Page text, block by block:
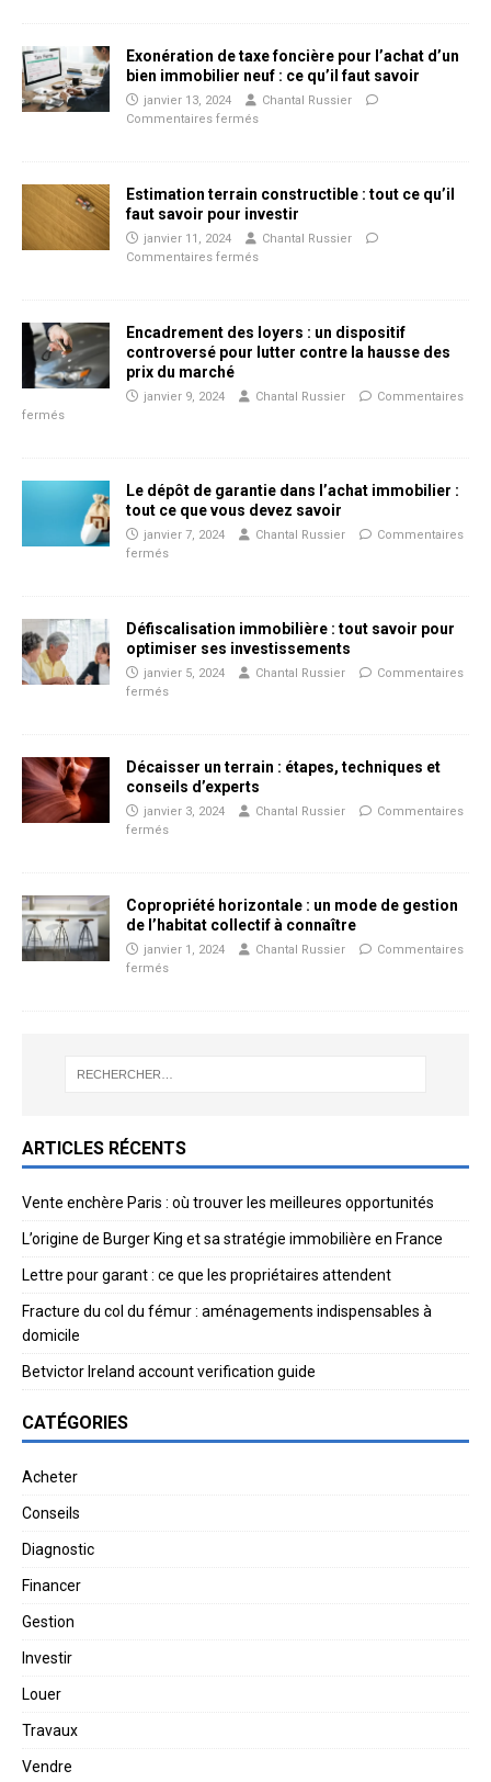
Exonération de taxe foncière pour l’achat d’un
bien immobilier neuf : ce qu’il faut savoir
janvier 13, 2024
Chantal Russier
Commentaires fermés
Estimation terrain constructible : tout ce qu’il
faut savoir pour investir
janvier 11, 2024
Chantal Russier
Commentaires fermés
Encadrement des loyers : un dispositif
controversé pour lutter contre la hausse des
prix du marché
janvier 9, 2024 Chantal Russier
Commentaires
fermés
Le dépôt de garantie dans l’achat immobilier :
tout ce que vous devez savoir
janvier 7, 2024 Chantal Russier
Commentaires
fermés
Défiscalisation immobilière : tout savoir pour
optimiser ses investissements
janvier 5, 2024 Chantal Russier
Commentaires
fermés
Décaisser un terrain : étapes, techniques et
conseils d’experts
janvier 3, 2024 Chantal Russier
Commentaires
fermés
Copropriété horizontale : un mode de gestion
de l’habitat collectif à connaître
janvier 1, 2024 Chantal Russier
Commentaires
fermés
ARTICLES RÉCENTS
Vente enchère Paris : où trouver les meilleures opportunités
L’origine de Burger King et sa stratégie immobilière en France
Lettre pour garant : ce que les propriétaires attendent
Fracture du col du fémur : aménagements indispensables à
domicile
Betvictor Ireland account verification guide
CATÉGORIES
Acheter
Conseils
Diagnostic
Financer
Gestion
Investir
Louer
Travaux
Vendre